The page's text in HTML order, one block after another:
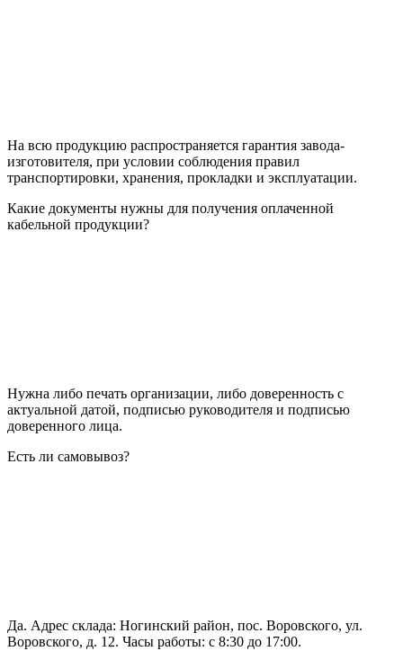
На всю продукцию распространяется гарантия завода-
изготовителя, при условии соблюдения правил
транспортировки, хранения, прокладки и эксплуатации.
Какие документы нужны для получения оплаченной
кабельной продукции?
Нужна либо печать организации, либо доверенность с
актуальной датой, подписью руководителя и подписью
доверенного лица.
Есть ли самовывоз?
Да. Адрес склада: Ногинский район, пос. Воровского, ул.
Воровского, д. 12. Часы работы: с 8:30 до 17:00.